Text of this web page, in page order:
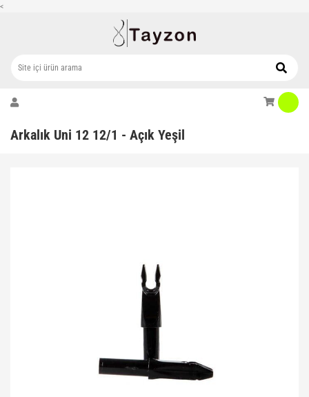
<
Arkalık Uni 12 12/1 - Açık Yeşil